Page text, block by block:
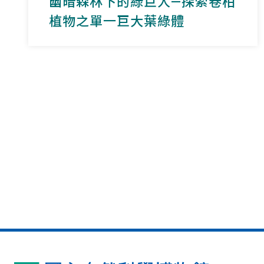
植物之單一巨大葉綠體